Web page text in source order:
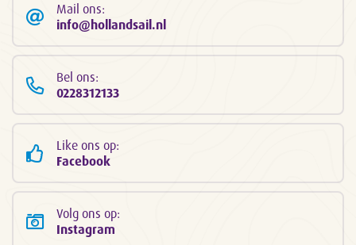
Mail ons:
info@hollandsail.nl
Bel ons:
0228312133
Like ons op:
Facebook
Volg ons op:
Instagram